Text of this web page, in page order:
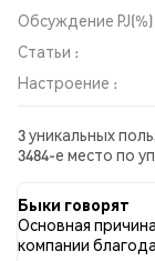
Обсуждение PJ(%)
Статьи :
Настроение :
3 уникальных
3484-е место по
всех социальных
опубликовано 0
твитов имели
медвежьим
Быки говорят
Основная
компании